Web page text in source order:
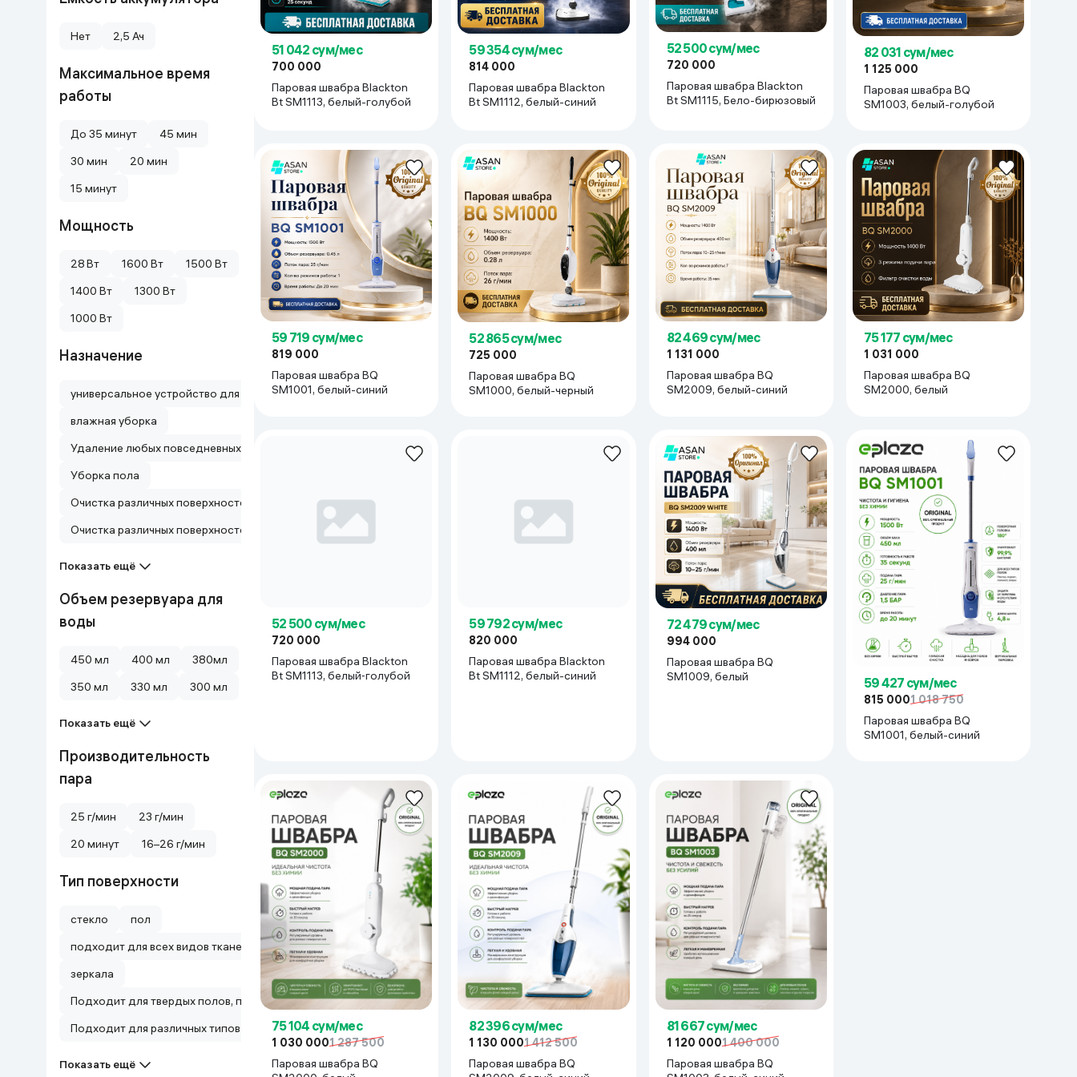
Бытовая химия
Одежда и Обувь
Нет 2,5 Ач
Максимальное время
работы
До 35 минут
45 мин
30 мин
20 мин
15 минут
Мощность
28 Вт 1600 Вт
1500 Вт
1400 Вт
1300 Вт
1000 Вт
Назначение
универсальное устройство для уборки и дезинфекции различных поверхностей при помощи только пара и воды.
влажная уборка
Удаление любых повседневных сухих и влажных загрязнений
Уборка пола
Очистка различных поверхностей с помощью пара , влажная уборка
Очистка различных поверхностей с помощью пара
Показать ещё
Объем резервуара для
воды
450 мл 400 мл
380мл
350 мл
330 мл 300 мл
Показать ещё
Производительность
пара
25 г/мин
23 г/мин
20 минут
16–26 г/мин
Тип поверхности
стекло
пол
подходит для всех видов тканей, включая деликатные и плотные материалы.
зеркала
Подходит для твердых полов, плитки, стекла, тканей и других термостойких поверхностей
Подходит для различных типов поверхностей, включая полы, плитку, ткани и другие
Показать ещё
51 042 сум/мес
700 000
Паровая швабра Blackton
Bt SM1113, белый-голубой
59 354 сум/мес
814 000
Паровая швабра Blackton
Bt SM1112, белый-синий
52 500 сум/мес
720 000
Паровая швабра Blackton
Bt SM1115, Бело-бирюзовый
82 031 сум/мес
1 125 000
Паровая швабра BQ
SM1003, белый-голубой
59 719 сум/мес
819 000
Паровая швабра BQ
SM1001, белый-синий
52 865 сум/мес
725 000
Паровая швабра BQ
SM1000, белый-черный
82 469 сум/мес
1 131 000
Паровая швабра BQ
SM2009, белый-синий
75 177 сум/мес
1 031 000
Паровая швабра BQ
SM2000, белый
52 500 сум/мес
720 000
Паровая швабра Blackton
Bt SM1113, белый‑голубой
59 792 сум/мес
820 000
Паровая швабра Blackton
Bt SM1112, белый-cиний
72 479 сум/мес
994 000
Паровая швабра BQ
SM1009, белый
59 427 сум/мес
815 0001 018 750
Паровая швабра BQ
SM1001, белый-синий
75 104 сум/мес
1 030 0001 287 500
Паровая швабра BQ
82 396 сум/мес
1 130 0001 412 500
Паровая швабра BQ
81 667 сум/мес
1 120 0001 400 000
Паровая швабра BQ